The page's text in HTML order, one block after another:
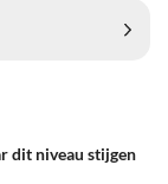
dit niveau stijgen